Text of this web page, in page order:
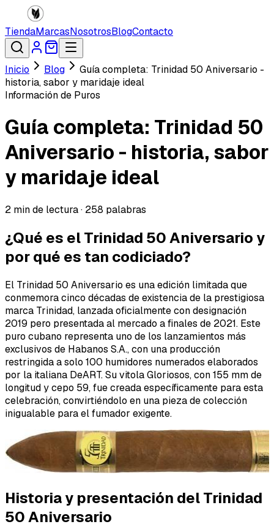
TiendaMarcasNosotrosBlogContacto
Inicio Blog
Guía completa: Trinidad 50 Aniversario -
historia, sabor y maridaje ideal
Información de Puros
Guía completa: Trinidad 50
Aniversario - historia, sabor
y maridaje ideal
2 min de lectura · 258 palabras
¿Qué es el Trinidad 50 Aniversario y
por qué es tan codiciado?
El Trinidad 50 Aniversario es una edición limitada que
conmemora cinco décadas de existencia de la prestigiosa
marca Trinidad, lanzada oficialmente con designación
2019 pero presentada al mercado a finales de 2021. Este
puro cubano representa uno de los lanzamientos más
exclusivos de Habanos S.A., con una producción
restringida a solo 100 humidores numerados elaborados
por la italiana DeART. Su vitola Gloriosos, con 155 mm de
longitud y cepo 59, fue creada específicamente para esta
celebración, convirtiéndolo en una pieza de colección
inigualable para el fumador exigente.
Historia y presentación del Trinidad
50 Aniversario